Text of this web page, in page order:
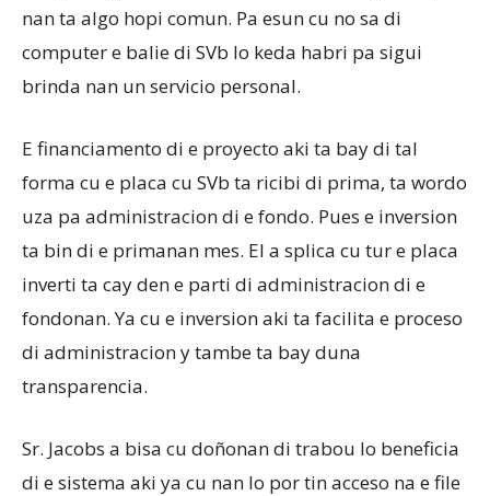
nan ta algo hopi comun. Pa esun cu no sa di
computer e balie di SVb lo keda habri pa sigui
brinda nan un servicio personal.
E financiamento di e proyecto aki ta bay di tal
forma cu e placa cu SVb ta ricibi di prima, ta wordo
uza pa administracion di e fondo. Pues e inversion
ta bin di e primanan mes. El a splica cu tur e placa
inverti ta cay den e parti di administracion di e
fondonan. Ya cu e inversion aki ta facilita e proceso
di administracion y tambe ta bay duna
transparencia.
Sr. Jacobs a bisa cu doñonan di trabou lo beneficia
di e sistema aki ya cu nan lo por tin acceso na e file